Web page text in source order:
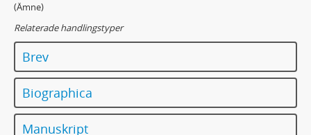
(Ämne)
Relaterade handlingstyper
Brev
Biographica
Manuskript